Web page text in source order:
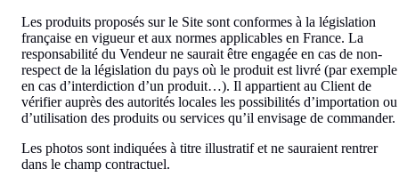
Les produits proposés sur le Site sont conformes à la législation
française en vigueur et aux normes applicables en France. La
responsabilité du Vendeur ne saurait être engagée en cas de non-
respect de la législation du pays où le produit est livré (par exemple
en cas d’interdiction d’un produit…). Il appartient au Client de
vérifier auprès des autorités locales les possibilités d’importation ou
d’utilisation des produits ou services qu’il envisage de commander.
Les photos sont indiquées à titre illustratif et ne sauraient rentrer
dans le champ contractuel.